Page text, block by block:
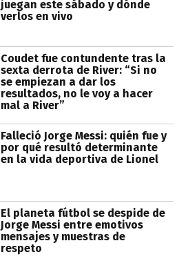
juegan este sábado y dónde
verlos en vivo
Coudet fue contundente tras la
sexta derrota de River: “Si no
se empiezan a dar los
resultados, no le voy a hacer
mal a River”
Falleció Jorge Messi: quién fue y
por qué resultó determinante
en la vida deportiva de Lionel
El planeta fútbol se despide de
Jorge Messi entre emotivos
mensajes y muestras de
respeto